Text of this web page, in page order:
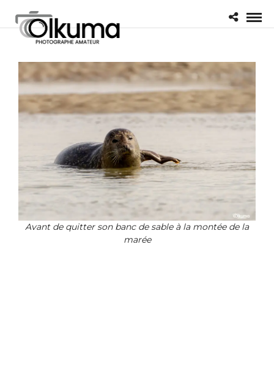
Avant de quitter son banc de sable à la montée de la
marée